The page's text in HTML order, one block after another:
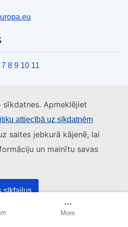
Apmeklējiet
attiecībā uz sīkdatnēm
saites jebkurā kājenē, lai
un mainītu savas
sīkfailus
sīkfailus
Izveidot paziņojumu
More
8 9 10 11
un struktūras